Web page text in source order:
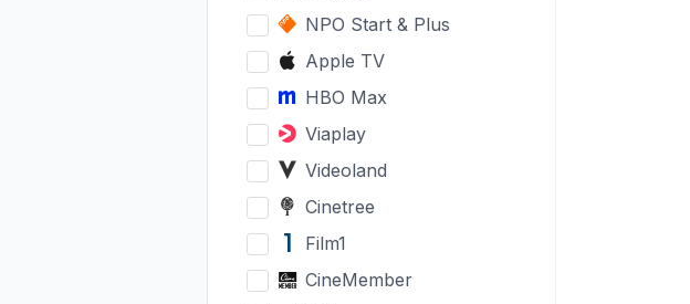
NPO Start & Plus
Apple TV
HBO Max
Viaplay
Videoland
Cinetree
Film1
CineMember